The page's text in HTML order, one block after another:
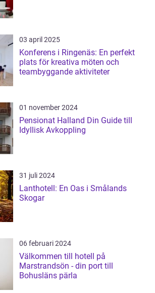
03 april 2025
Konferens i Ringenäs: En perfekt
plats för kreativa möten och
teambyggande aktiviteter
01 november 2024
Pensionat Halland Din Guide till
Idyllisk Avkoppling
31 juli 2024
Lanthotell: En Oas i Smålands
Skogar
06 februari 2024
Välkommen till hotell på
Marstrandsön - din port till
Bohusläns pärla